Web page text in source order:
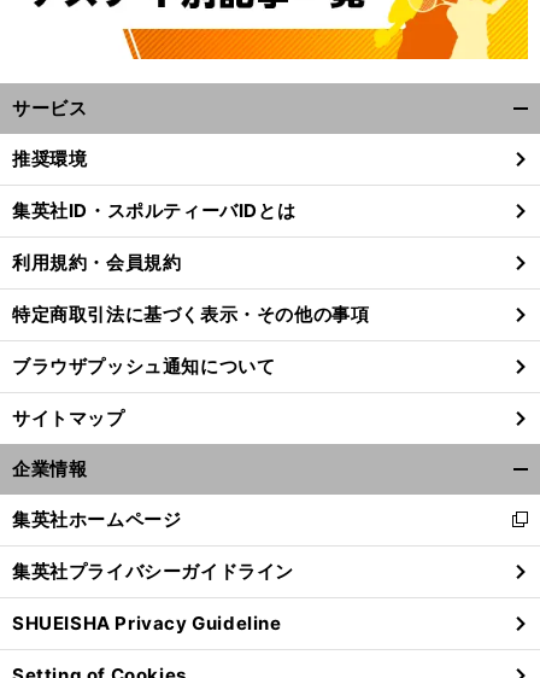
24 。
プ
」
サービス
閉
る
推奨環境
集英社ID・スポルティーバIDとは
利用規約・会員規約
特定商取引法に基づく表示・その他の事項
ブラウザプッシュ通知について
サイトマップ
企業情報
閉
る
集英社ホームページ
新
し
い
ウ
ィ
ン
集英社プライバシーガイドライン
SHUEISHA Privacy Guideline